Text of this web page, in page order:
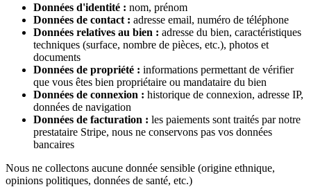
Données d'identité : nom, prénom
Données de contact : adresse email, numéro de téléphone
Données relatives au bien : adresse du bien, caractéristiques
techniques (surface, nombre de pièces, etc.), photos et
documents
Données de propriété : informations permettant de vérifier
que vous êtes bien propriétaire ou mandataire du bien
Données de connexion : historique de connexion, adresse IP,
données de navigation
Données de facturation : les paiements sont traités par notre
prestataire Stripe, nous ne conservons pas vos données
bancaires
Nous ne collectons aucune donnée sensible (origine ethnique,
opinions politiques, données de santé, etc.)